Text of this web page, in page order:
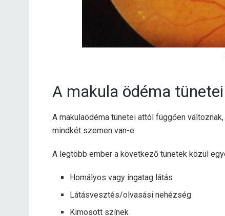
A makula ödéma tünetei
A makulaödéma tünetei attól függően
mindkét szemen van-e.
A legtöbb ember a következő tünetek közül
Homályos vagy ingatag látás
Látásvesztés/olvasási nehézség
Kimosott színek